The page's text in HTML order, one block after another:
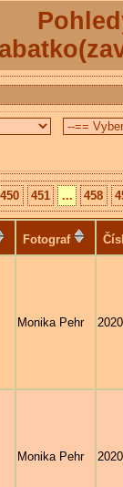
450 451 ... 458
Fotograf
Monika Pehr
Monika Pehr